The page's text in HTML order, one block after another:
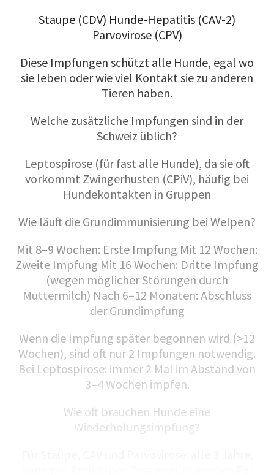
Staupe (CDV) Hunde-Hepatitis (CAV-2)
Parvovirose (CPV)
Diese Impfungen schützt alle Hunde, egal wo
sie leben oder wie viel Kontakt sie zu anderen
Tieren haben.
Welche zusätzliche Impfungen sind in der
Schweiz üblich?
Leptospirose (für fast alle Hunde), da sie oft
vorkommt Zwingerhusten (CPiV), häufig bei
Hundekontakten in Gruppen
Wie läuft die Grundimmunisierung bei Welpen?
Mit 8–9 Wochen: Erste Impfung Mit 12 Wochen:
Zweite Impfung Mit 16 Wochen: Dritte Impfung
(wegen möglicher Störungen durch
Muttermilch) Nach 6–12 Monaten: Abschluss
der Grundimpfung
Wenn die Impfung später begonnen wird (>12
Wochen), sind oft nur 2 Impfungen notwendig.
Bei Leptospirose: immer 2 Mal im Abstand von
3–4 Wochen impfen.
Wie oft brauchen Hunde eine
Wiederholungsimpfung?